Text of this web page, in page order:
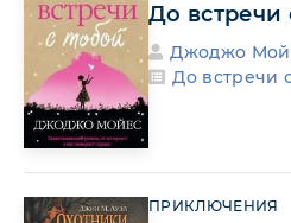
До встречи
Джоджо
До встречи
ПРИКЛЮЧЕНИЯ